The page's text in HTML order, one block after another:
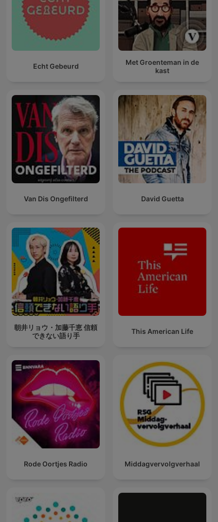
Echt Gebeurd
Met Groenteman in de
kast
Van Dis Ongefilterd David Guetta
朝井リョウ・加藤千恵 信頼
できない語り手
This American Life
Rode Oortjes Radio Middagvervolgverhaal